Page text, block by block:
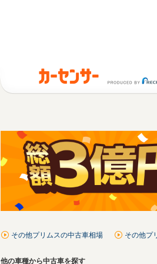
その他プリムスの中古車相場 その他プ
他の車種から中古車を探す